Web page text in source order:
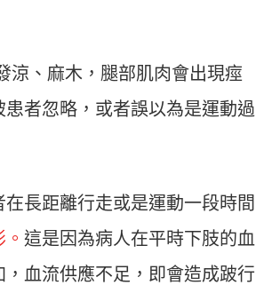
涼、麻木，腿部肌肉會出現痙
患者忽略，或者誤以為是運動過
長距離行走或是運動一段時間
這是因為病人在平時下肢的血
血流供應不足，即會造成跛行